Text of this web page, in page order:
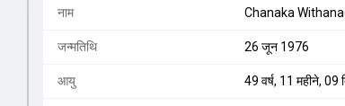
नाम Chanaka
जन्मतिथि 26 जून 1976
आयु 49 वर्ष, 11 महीने, 09